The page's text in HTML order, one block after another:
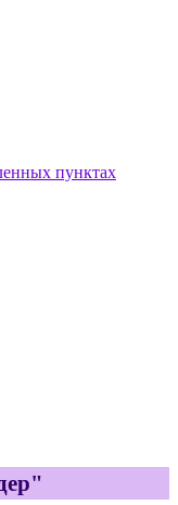
пунктах